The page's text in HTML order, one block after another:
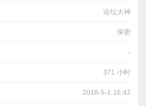
论坛大神
保密
-
371 小时
2018-5-1 16:42